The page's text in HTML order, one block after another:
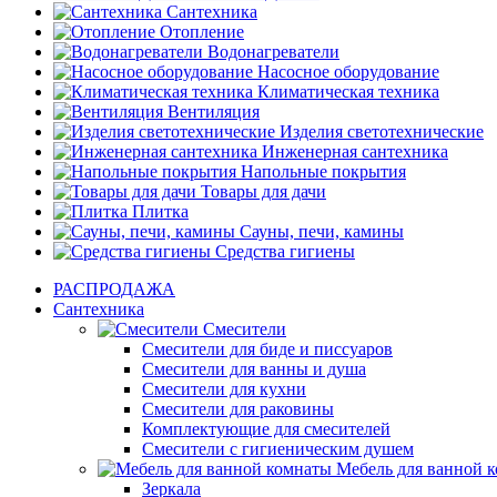
Сантехника
Отопление
Водонагреватели
Насосное оборудование
Климатическая техника
Вентиляция
Изделия светотехнические
Инженерная сантехника
Напольные покрытия
Товары для дачи
Плитка
Сауны, печи, камины
Средства гигиены
РАСПРОДАЖА
Сантехника
Смесители
Смесители для биде и писсуаров
Смесители для ванны и душа
Смесители для кухни
Смесители для раковины
Комплектующие для смесителей
Смесители с гигиеническим душем
Мебель для ванной
Зеркала